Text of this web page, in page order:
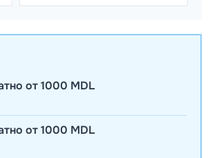
от 1000 MDL
от 1000 MDL